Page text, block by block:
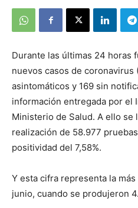
Durante las últimas 24 horas
nuevos casos de coronavirus
asintomáticos y 169 sin
información entregada por el
Ministerio de Salud. A ello se
realización de 58.977
positividad del 7,58%.
Y esta cifra representa la
junio, cuando se produjeron